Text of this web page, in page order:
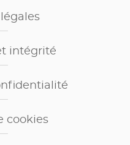
intégrité
cookies